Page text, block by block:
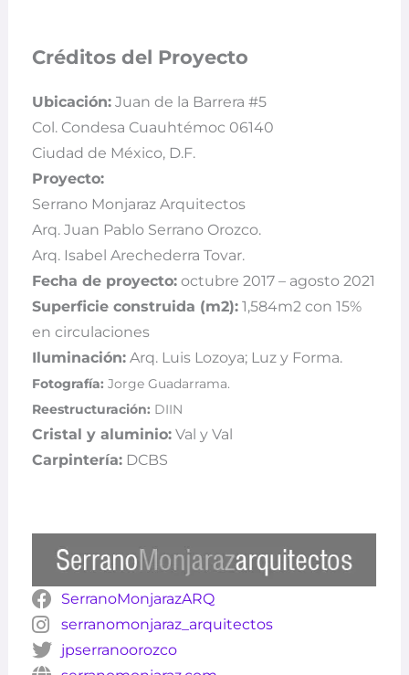
Créditos del Proyecto
Ubicación:Juan de la Barrera #5
Col. Condesa Cuauhtémoc 06140
Ciudad de México, D.F.
Proyecto:
Serrano Monjaraz Arquitectos
Arq. Juan Pablo Serrano Orozco.
Arq. Isabel Arechederra Tovar.
Fecha de proyecto:octubre 2017 – agosto 2021
Superficie construida (m2):1,584m2 con 15%
en circulaciones
Iluminación:Arq. Luis Lozoya; Luz y Forma.
Fotografía: Jorge Guadarrama.
Reestructuración: DIIN
Cristal y aluminio:Val y Val
Carpintería:DCBS
SerranoMonjarazARQ
serranomonjaraz_arquitectos
jpserranoorozco